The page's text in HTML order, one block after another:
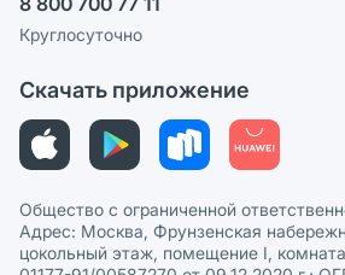
СМИ о нас
Политика рекомендаций
Политика в отношении обработки
Круглосуточно
Скачать приложение
Общество с ограниченной
Адрес: Москва, Фрунзенская
цокольный этаж, помещение I,